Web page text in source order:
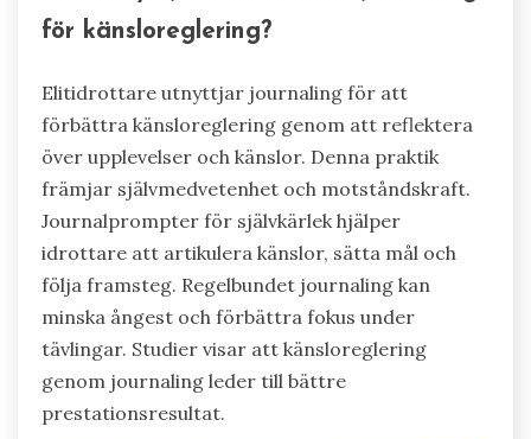
för känsloreglering?
Elitidrottare utnyttjar journaling för att
förbättra känsloreglering genom att reflektera
över upplevelser och känslor. Denna praktik
främjar självmedvetenhet och motståndskraft.
Journalprompter för självkärlek hjälper
idrottare att artikulera känslor, sätta mål och
följa framsteg. Regelbundet journaling kan
minska ångest och förbättra fokus under
tävlingar. Studier visar att känsloreglering
genom journaling leder till bättre
prestationsresultat.